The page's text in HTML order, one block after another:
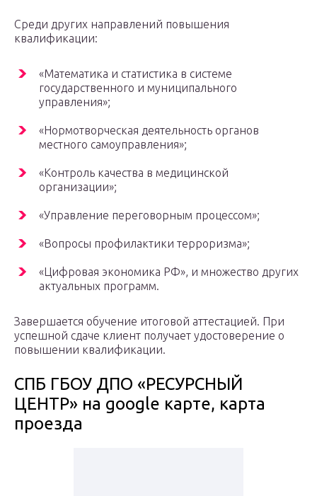
Среди других направлений повышения
квалификации:
«Математика и статистика в системе
государственного и муниципального
управления»;
«Нормотворческая деятельность органов
местного самоуправления»;
«Контроль качества в медицинской
организации»;
«Управление переговорным процессом»;
«Вопросы профилактики терроризма»;
«Цифровая экономика РФ», и множество других
актуальных программ.
Завершается обучение итоговой аттестацией. При
успешной сдаче клиент получает удостоверение о
повышении квалификации.
СПБ ГБОУ ДПО «РЕСУРСНЫЙ
ЦЕНТР» на google карте, карта
проезда